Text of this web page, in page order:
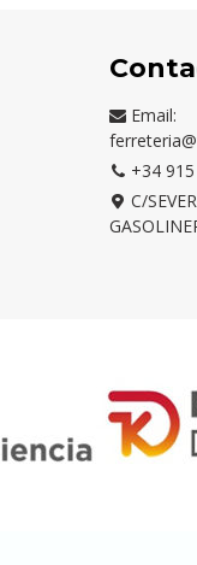
Email:
+34
C/